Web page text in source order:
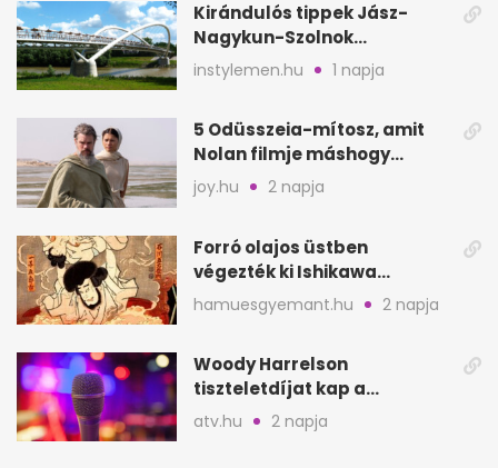
Kirándulós tippek Jász-
Nagykun-Szolnok
megyében: 6 kihagyhatatlan
hely
instylemen.hu 1 napja
5 Odüsszeia-mítosz, amit
Nolan filmje máshogy
mutat, mint Homérosz
joy.hu 2 napja
Forró olajos üstben
végezték ki Ishikawa
Goemont, Japán Robin
Hoodját
hamuesgyemant.hu 2 napja
Woody Harrelson
tiszteletdíjat kap a
Szarajevói Filmfesztiválon
atv.hu 2 napja